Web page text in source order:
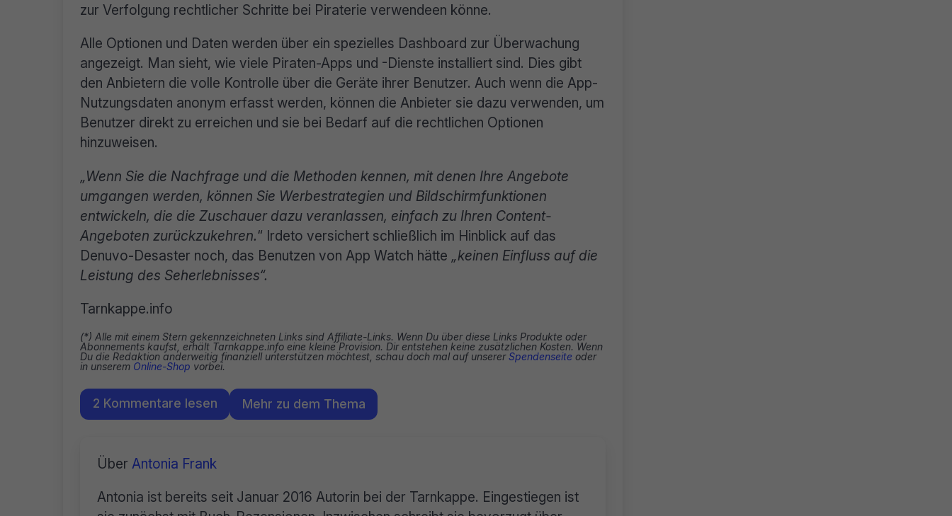
zur Verfolgung rechtlicher Schritte bei Piraterie verwendeen könne.
Alle Optionen und Daten werden über ein spezielles Dashboard zur Überwachung
angezeigt. Man sieht, wie viele Piraten-Apps und -Dienste installiert sind. Dies gibt
den Anbietern die volle Kontrolle über die Geräte ihrer Benutzer. Auch wenn die App-
Nutzungsdaten anonym erfasst werden, können die Anbieter sie dazu verwenden, um
Benutzer direkt zu erreichen und sie bei Bedarf auf die rechtlichen Optionen
hinzuweisen.
„Wenn Sie die Nachfrage und die Methoden kennen, mit denen Ihre Angebote
umgangen werden, können Sie Werbestrategien und Bildschirmfunktionen
entwickeln, die die Zuschauer dazu veranlassen, einfach zu Ihren Content-
Angeboten zurückzukehren.“ Irdeto versichert schließlich im Hinblick auf das
Denuvo-Desaster noch, das Benutzen von App Watch hätte „keinen Einfluss auf die
Leistung des Seherlebnisses“.
Tarnkappe.info
(*) Alle mit einem Stern gekennzeichneten Links sind Affiliate-Links. Wenn Du über diese Links Produkte oder
Abonnements kaufst, erhält Tarnkappe.info eine kleine Provision. Dir entstehen keine zusätzlichen Kosten. Wenn
Du die Redaktion anderweitig finanziell unterstützen möchtest, schau doch mal auf unsererSpendenseite oder
in unserem Online-Shop vorbei.
2 Kommentare lesen Mehr zu dem Thema
Über Antonia Frank
Antonia ist bereits seit Januar 2016 Autorin bei der Tarnkappe. Eingestiegen ist